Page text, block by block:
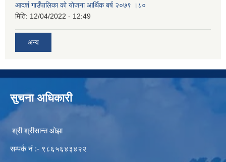
आदर्श गाउँपालिका काे याेजना आर्थिक बर्ष २०७९ ।८०
मिति: 12/04/2022 - 12:49
अन्य
सुचना अधिकारी
श्री श्रीसान्त ओझा
सम्पर्क नं :- ९८६५६४३४२२